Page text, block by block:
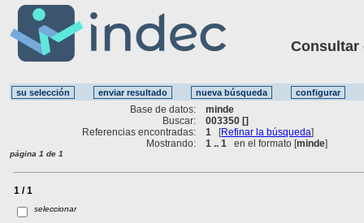
Consultar
Base de datos:
minde
Buscar:
003350 []
Referencias encontradas:
1 [Refinar la búsqueda]
Mostrando:
1 .. 1 en el formato [minde]
página 1 de 1
1 / 1
seleccionar